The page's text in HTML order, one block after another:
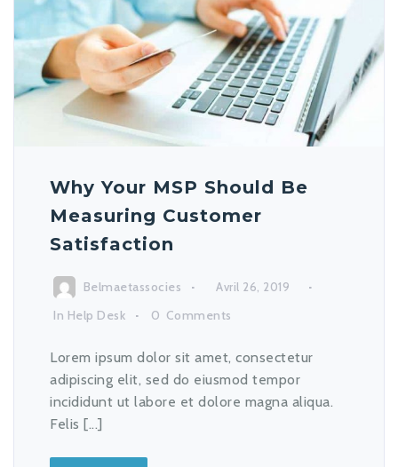
Why Your MSP Should Be
Measuring Customer
Satisfaction
Belmaetassocies Avril 26, 2019
In Help Desk 0 Comments
Lorem ipsum dolor sit amet, consectetur
adipiscing elit, sed do eiusmod tempor
incididunt ut labore et dolore magna aliqua.
Felis [...]